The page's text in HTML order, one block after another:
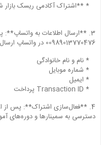
* **اشتراک آکادمی ریسک بازار شش
3. **ارسال اطلاعات به واتساپ**:
00989013770476 در واتساپ ارسال کنید:
* نام و نام خانوادگی
* شماره موبایل
* ایمیل
* Transaction ID پرداخت
4. **فعال‌سازی اشتراک**: پس از
دسترسی به سمینارها و دوره‌های